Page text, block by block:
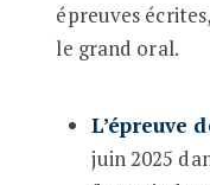
épreuves
le grand oral.
L’épreuve
juin 2025